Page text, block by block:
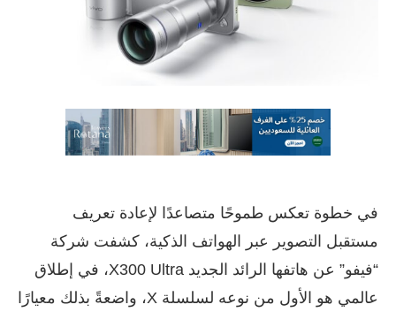
في خطوة تعكس طموحًا متصاعدًا لإعادة تعريف
مستقبل التصوير عبر الهواتف الذكية، كشفت شركة
“فيفو” عن هاتفها الرائد الجديد X300 Ultra، في إطلاق
عالمي هو الأول من نوعه لسلسلة X، واضعةً بذلك معيارًا